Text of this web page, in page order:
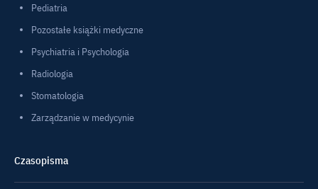
Pediatria
Pozostałe książki medyczne
Psychiatria i Psychologia
Radiologia
Stomatologia
Zarządzanie w medycynie
Czasopisma